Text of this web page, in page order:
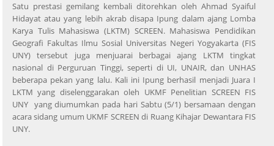
Satu prestasi gemilang kembali ditorehkan oleh Ahmad Syaiful
Hidayat atau yang lebih akrab disapa Ipung dalam ajang Lomba
Karya Tulis Mahasiswa (LKTM) SCREEN. Mahasiswa Pendidikan
Geografi Fakultas Ilmu Sosial Universitas Negeri Yogyakarta (FIS
UNY) tersebut juga menjuarai berbagai ajang LKTM tingkat
nasional di Perguruan Tinggi, seperti di UI, UNAIR, dan UNHAS
beberapa pekan yang lalu. Kali ini Ipung berhasil menjadi Juara I
LKTM yang diselenggarakan oleh UKMF Penelitian SCREEN FIS
UNY yang diumumkan pada hari Sabtu (5/1) bersamaan dengan
acara sidang umum UKMF SCREEN di Ruang Kihajar Dewantara FIS
UNY.